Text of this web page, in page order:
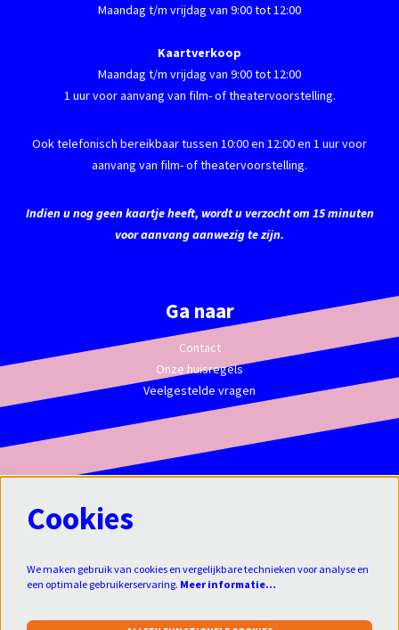
Maandag t/m vrijdag van 9:00 tot 12:00
Kaartverkoop
Maandag t/m vrijdag van 9:00 tot 12:00
1 uur voor aanvang van film- of theatervoorstelling.
Ook telefonisch bereikbaar tussen 10:00 en 12:00 en 1 uur voor
aanvang van film- of theatervoorstelling.
Indien u nog geen kaartje heeft, wordt u verzocht om 15 minuten
voor aanvang aanwezig te zijn.
Ga naar
Contact
Onze huisregels
Veelgestelde vragen
Cookies
We maken gebruik van cookies en vergelijkbare technieken voor analyse en
een optimale gebruikerservaring. Meer informatie…